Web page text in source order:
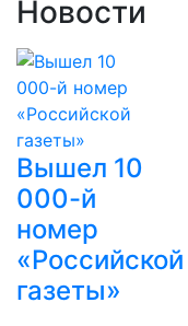
Новости
Вышел 10
000-й
номер
«Российской
газеты»